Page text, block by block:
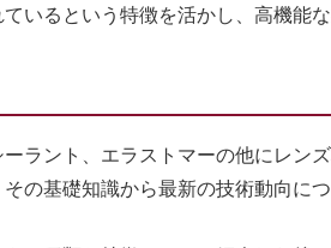
いるという特徴を活かし、高機能
ラント、エラストマーの他にレン
の基礎知識から最新の技術動向に